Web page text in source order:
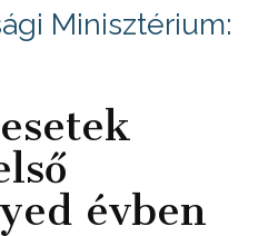
Minisztérium:
évben